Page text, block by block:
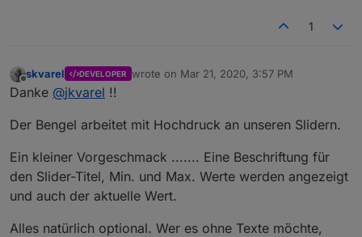
1
Offline
skvarel DEVELOPER wrote on Mar 21, 2020, 3:57 PM
last edited by
Danke @jkvarel !!
Der Bengel arbeitet mit Hochdruck an unseren Slidern.
Ein kleiner Vorgeschmack ....... Eine Beschriftung für
den Slider-Titel, Min. und Max. Werte werden angezeigt
und auch der aktuelle Wert.
Alles natürlich optional. Wer es ohne Texte möchte,